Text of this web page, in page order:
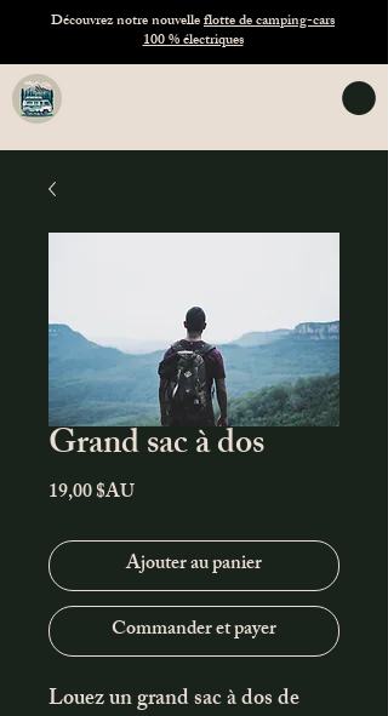
Découvrez notre nouvelleflotte de camping-cars
100 % électriques
Grand sac à dos
19,00 $AUPrix
Ajouter au panier
Commander et payer
Louez un grand sac à dos de